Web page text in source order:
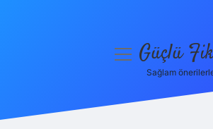
menüyüGüçlü
Sağlam